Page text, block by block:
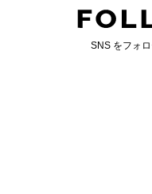
SNS をフォ